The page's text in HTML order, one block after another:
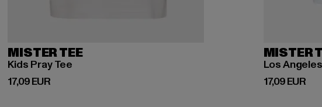
MISTER TEE
Kids Pray Tee
17,09 EUR
Derzeitiger Preis: 17,09 EUR
MISTER
Los
17,09 EUR
Derzeitiger